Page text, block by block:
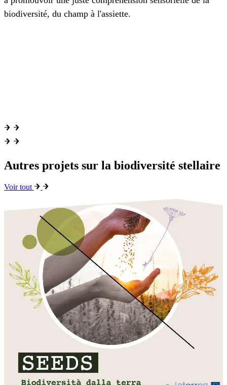
biodiversité, du champ à l'assiette.
Autres projets sur la biodiversité stellaire
Voir tout